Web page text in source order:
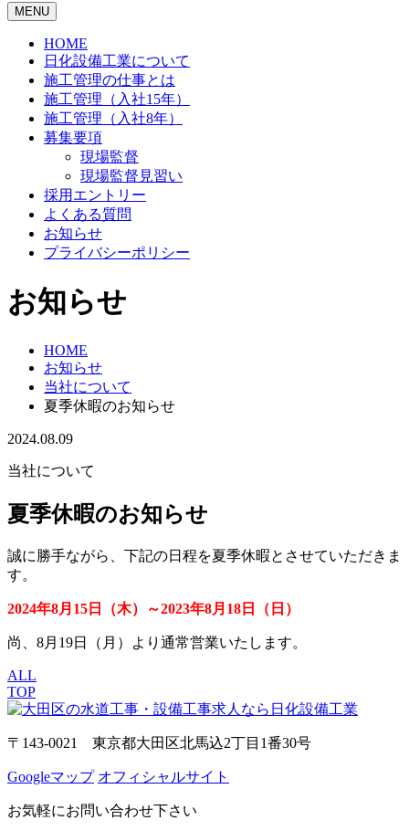
MENU
HOME
日化設備工業について
施工管理の仕事とは
施工管理（入社15年）
施工管理（入社8年）
募集要項
現場監督
現場監督見習い
採用エントリー
よくある質問
お知らせ
プライバシーポリシー
お知らせ
HOME
お知らせ
当社について
夏季休暇のお知らせ
2024.08.09
当社について
夏季休暇のお知らせ
誠に勝手ながら、下記の日程を夏季休暇とさせていただきま
す。
2024年8月15日（木）～2023年8月18日（日）
尚、8月19日（月）より通常営業いたします。
ALL
TOP
〒143-0021 東京都大田区北馬込2丁目1番30号
Googleマップ オフィシャルサイト
お気軽にお問い合わせ下さい